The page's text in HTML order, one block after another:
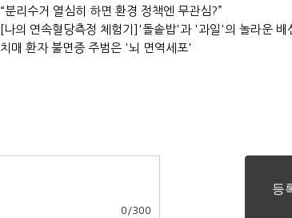
“분리수거 열심히 하면 환경 정책엔 무관심?”
[나의 연속혈당측정 체험기]'돌솥밥'과 '과일'의 놀라운 배
치매 환자 불면증 주범은 '뇌 면역세포'
0 /300